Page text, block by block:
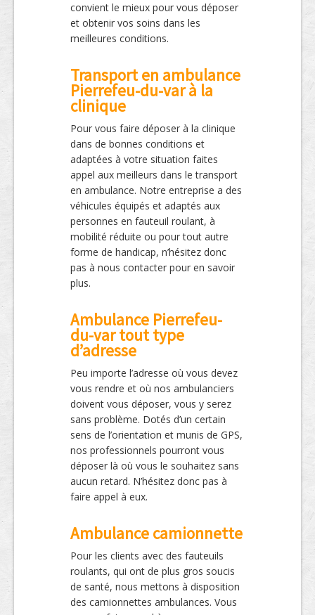
convient le mieux pour vous déposer
et obtenir vos soins dans les
meilleures conditions.
Transport en ambulance
Pierrefeu-du-var à la
clinique
Pour vous faire déposer à la clinique
dans de bonnes conditions et
adaptées à votre situation faites
appel aux meilleurs dans le transport
en ambulance. Notre entreprise a des
véhicules équipés et adaptés aux
personnes en fauteuil roulant, à
mobilité réduite ou pour tout autre
forme de handicap, n’hésitez donc
pas à nous contacter pour en savoir
plus.
Ambulance Pierrefeu-
du-var tout type
d’adresse
Peu importe l’adresse où vous devez
vous rendre et où nos ambulanciers
doivent vous déposer, vous y serez
sans problème. Dotés d’un certain
sens de l’orientation et munis de GPS,
nos professionnels pourront vous
déposer là où vous le souhaitez sans
aucun retard. N’hésitez donc pas à
faire appel à eux.
Ambulance camionnette
Pour les clients avec des fauteuils
roulants, qui ont de plus gros soucis
de santé, nous mettons à disposition
des camionnettes ambulances. Vous